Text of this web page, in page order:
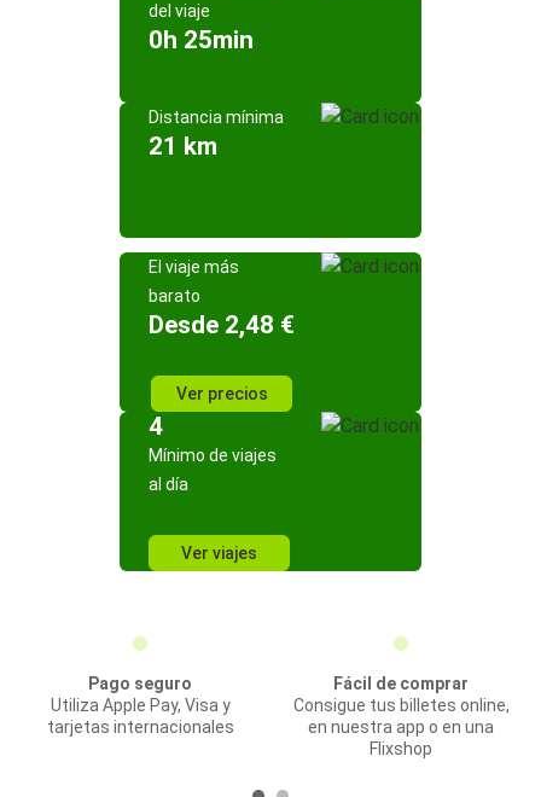
del viaje
0h 25min
Distancia mínima
21 km
El viaje más
barato
Desde 2,48 €
Ver precios
4
Mínimo de viajes
al día
Ver viajes
Pago seguro
Utiliza Apple Pay, Visa y
tarjetas internacionales
Fácil de comprar
Consigue tus billetes online,
en nuestra app o en una
Flixshop